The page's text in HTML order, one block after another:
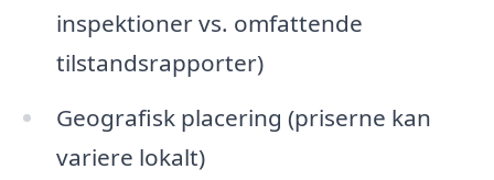
inspektioner vs. omfattende
tilstandsrapporter)
Geografisk placering (priserne kan
variere lokalt)